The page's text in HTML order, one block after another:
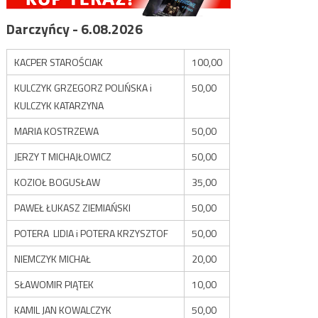
Darczyńcy - 6.08.2026
KACPER STAROŚCIAK
100,00
KULCZYK GRZEGORZ POLIŃSKA i
KULCZYK KATARZYNA
50,00
MARIA KOSTRZEWA
50,00
JERZY T MICHAJŁOWICZ
50,00
KOZIOŁ BOGUSŁAW
35,00
PAWEŁ ŁUKASZ ZIEMIAŃSKI
50,00
POTERA LIDIA i POTERA KRZYSZTOF
50,00
NIEMCZYK MICHAŁ
20,00
SŁAWOMIR PIĄTEK
10,00
KAMIL JAN KOWALCZYK
50,00